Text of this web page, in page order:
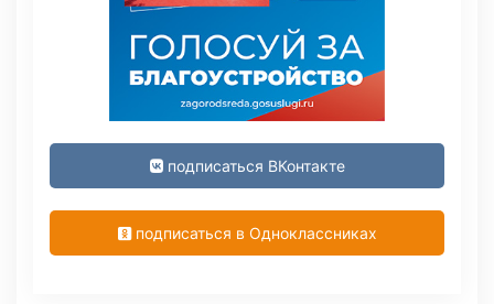
подписаться ВКонтакте
подписаться в Одноклассниках